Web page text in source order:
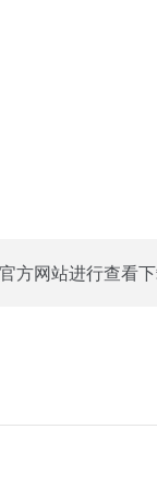
方网站进行查看